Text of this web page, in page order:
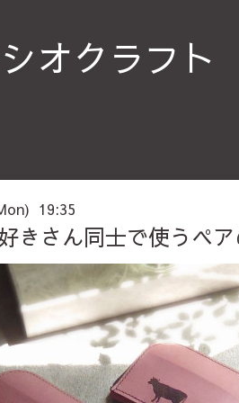
オクラフト
19:35
好きさん同士で使うペ